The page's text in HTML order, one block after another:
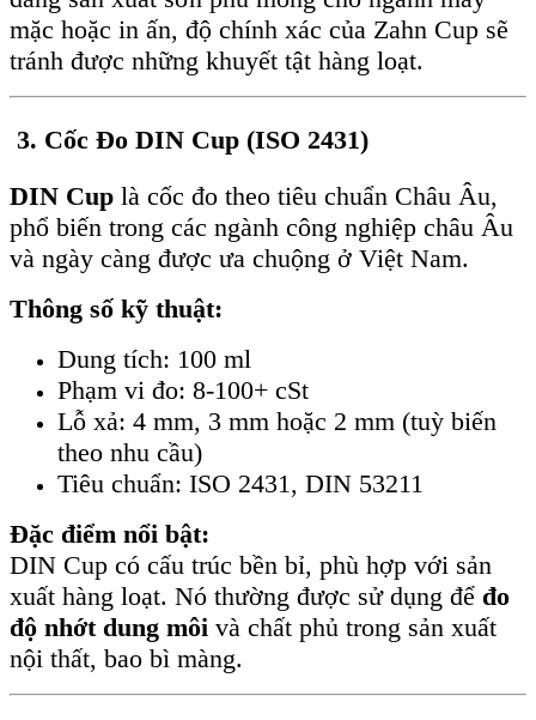
mặc hoặc in ấn, độ chính xác của Zahn Cup sẽ
tránh được những khuyết tật hàng loạt.
3. Cốc Đo DIN Cup (ISO 2431)
DIN Cup là cốc đo theo tiêu chuẩn Châu Âu,
phổ biến trong các ngành công nghiệp châu Âu
và ngày càng được ưa chuộng ở Việt Nam.
Thông số kỹ thuật:
Dung tích: 100 ml
Phạm vi đo: 8-100+ cSt
Lỗ xả: 4 mm, 3 mm hoặc 2 mm (tuỳ biến
theo nhu cầu)
Tiêu chuẩn: ISO 2431, DIN 53211
Đặc điểm nổi bật:
DIN Cup có cấu trúc bền bỉ, phù hợp với sản
xuất hàng loạt. Nó thường được sử dụng để đo
độ nhớt dung môi và chất phủ trong sản xuất
nội thất, bao bì màng.